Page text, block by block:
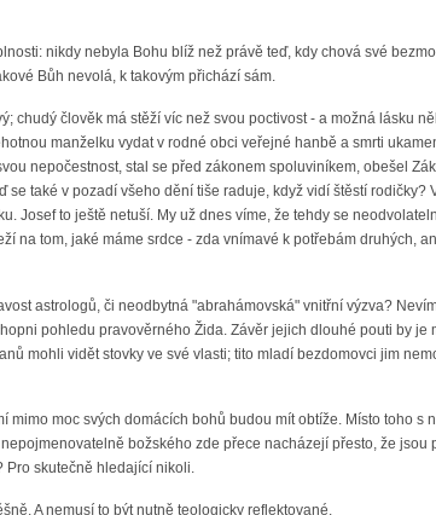
nikdy nebyla Bohu blíž než právě teď, kdy chová své
Bůh nevolá, k takovým přichází sám.
chudý člověk má stěží víc než svou poctivost - a možná lásku
manželku vydat v rodné obci veřejné hanbě a smrti
nepočestnost, stal se před zákonem spoluviníkem, obešel
také v pozadí všeho dění tiše raduje, když vidí štěstí
Josef to ještě netuší. My už dnes víme, že tehdy se
na tom, jaké máme srdce - zda vnímavé k potřebám druhých,
astrologů, či neodbytná "abrahámovská" vnitřní výzva?
pohledu pravověrného Žida. Závěr jejich dlouhé pouti by
mohli vidět stovky ve své vlasti; tito mladí bezdomovci jim
mimo moc svých domácích bohů budou mít obtíže. Místo toho
božského zde přece nacházejí přesto, že
Pro skutečně hledající nikoli.
A nemusí to být nutně teologicky reflektované.